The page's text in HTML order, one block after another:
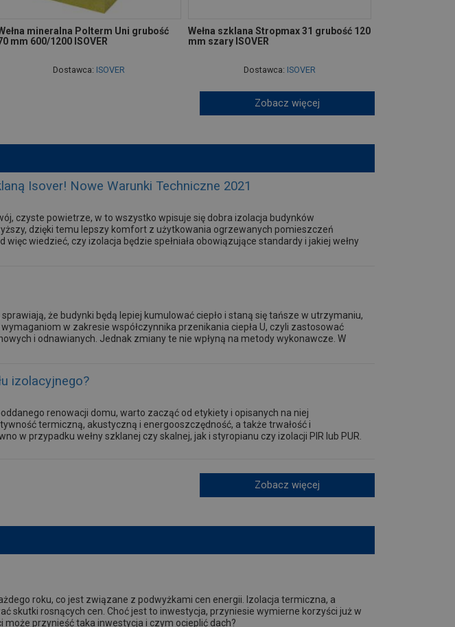
mineralna Polterm Uni grubość
mm 600/1200 ISOVER
Dostawca: ISOVER
Wełna szklana Stropmax 31 grubość 120
mm szary ISOVER
Dostawca: ISOVER
Zobacz więcej
Isover! Nowe Warunki Techniczne 2021
czyste powietrze, w to wszystko wpisuje się dobra izolacja budynków
dzięki temu lepszy komfort z użytkowania ogrzewanych pomieszczeń
wiedzieć, czy izolacja będzie spełniała obowiązujące standardy i jakiej wełny
że budynki będą lepiej kumulować ciepło i staną się tańsze w utrzymaniu,
w zakresie współczynnika przenikania ciepła U, czyli zastosować
i odnawianych. Jednak zmiany te nie wpłyną na metody wykonawcze. W
izolacyjnego?
renowacji domu, warto zacząć od etykiety i opisanych na niej
termiczną, akustyczną i energooszczędność, a także trwałość i
w przypadku wełny szklanej czy skalnej, jak i styropianu czy izolacji PIR lub PUR.
Zobacz więcej
roku, co jest związane z podwyżkami cen energii. Izolacja termiczna, a
skutki rosnących cen. Choć jest to inwestycja, przyniesie wymierne korzyści już w
przynieść taka inwestycja i czym ocieplić dach?